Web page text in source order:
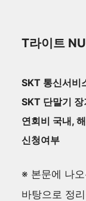
T라이트
SKT 통신서비
SKT 단말기
연회비 국내,
신청여부
※ 본문에 나
바탕으로 정